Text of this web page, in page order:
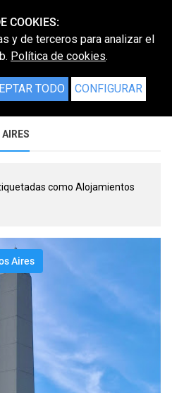
como Alojamientos
Aires
COOKIES:
y de terceros para analizar el
Política de cookies.
TODO CONFIGURAR